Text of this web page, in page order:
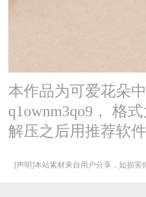
本作品为可爱花朵
q1ownm3qo9， 格
解压之后用推荐软
[声明]本站素材来自用户分享，如损害